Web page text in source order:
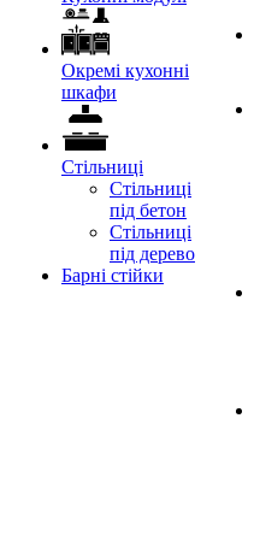
Окремі кухонні
шкафи
Стільниці
Стільниці
під бетон
Стільниці
під дерево
Барні стійки